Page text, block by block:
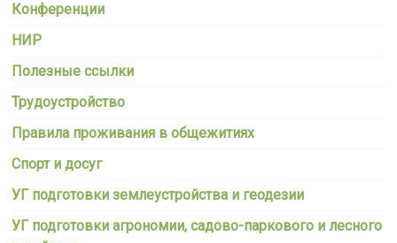
Конференции
НИР
Полезные ссылки
Трудоустройство
Правила проживания в общежитиях
Спорт и досуг
УГ подготовки землеустройства и геодезии
УГ подготовки агрономии, садово-паркового и лесного